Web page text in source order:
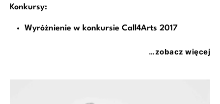
Konkursy:
Wyróżnienie w konkursie Call4Arts 2017
…zobacz więcej